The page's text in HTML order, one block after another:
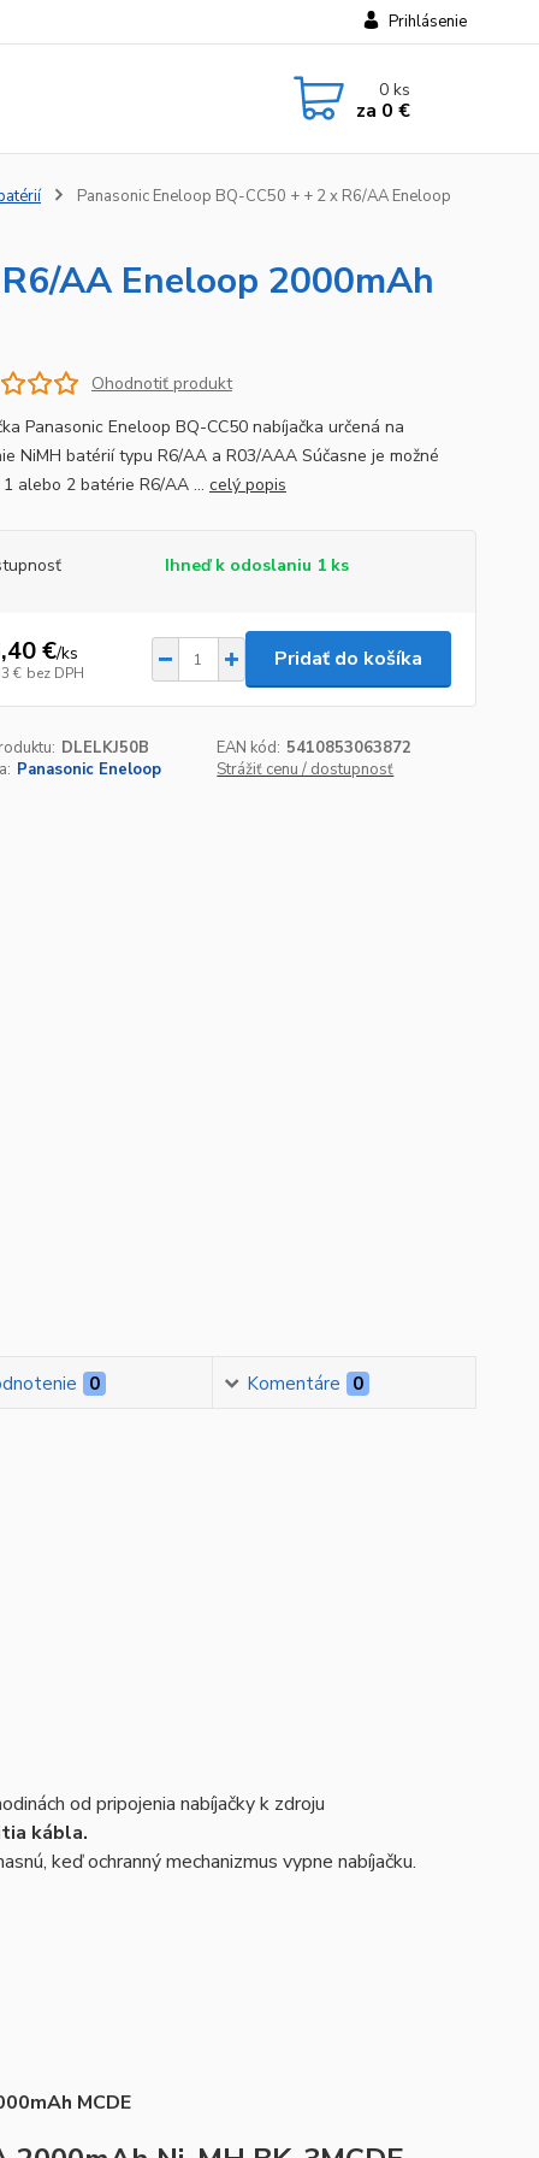
Prihlásenie
0ks
za 0 €
Panasonic Eneloop BQ-CC50 + + 2 x R6/AA Eneloop
AA Eneloop 2000mAh
Ohodnotiť produkt
Panasonic Eneloop BQ-CC50 nabíjačka určená na
NiMH batérií typu R6/AA a R03/AAA Súčasne je možné
alebo 2 batérie R6/AA ... celý popis
Ihneď k odoslaniu 1 ks
€/ks
€ bez DPH
Pridať do košíka
DLELKJ50B EAN kód: 5410853063872
Panasonic Eneloop Strážiť cenu / dostupnosť
0 Komentáre 0
od pripojenia nabíjačky k zdroju
kábla.
keď ochranný mechanizmus vypne nabíjačku.
MCDE